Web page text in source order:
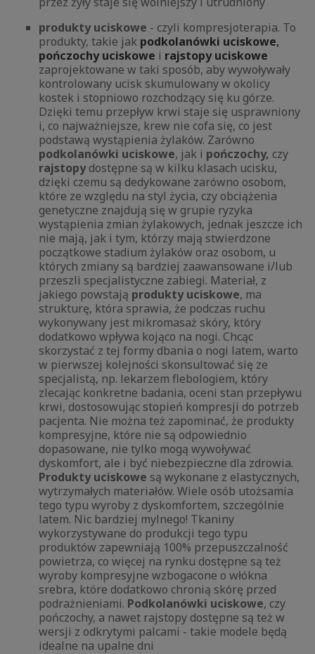
produkty uciskowe - czyli kompresjoterapia. To
produkty, takie jak podkolanówki uciskowe,
pończochy uciskowe i rajstopy uciskowe
zaprojektowane w taki sposób, aby wywoływały
kontrolowany ucisk skumulowany w okolicy
kostek i stopniowo rozchodzący się ku górze.
Dzięki temu przepływ krwi staje się usprawniony
i, co najważniejsze, krew nie cofa się, co jest
podstawą wystąpienia żylaków. Zarówno
podkolanówki uciskowe, jak i pończochy, czy
rajstopydostępne są w kilku klasach ucisku,
dzięki czemu są dedykowane zarówno osobom,
które ze względu na styl życia, czy obciążenia
genetyczne znajdują się w grupie ryzyka
wystąpienia zmian żylakowych, jednak jeszcze ich
nie mają, jak i tym, którzy mają stwierdzone
początkowe stadium żylaków oraz osobom, u
których zmiany są bardziej zaawansowane i/lub
przeszli specjalistyczne zabiegi. Materiał, z
jakiego powstają produkty uciskowe, ma
strukturę, która sprawia, że podczas ruchu
wykonywany jest mikromasaż skóry, który
dodatkowo wpływa kojąco na nogi. Chcąc
skorzystać z tej formy dbania o nogi latem, warto
w pierwszej kolejności skonsultować się ze
specjalistą, np. lekarzem flebologiem, który
zlecając konkretne badania, oceni stan przepływu
krwi, dostosowując stopień kompresji do potrzeb
pacjenta. Nie można też zapominać, że produkty
kompresyjne, które nie są odpowiednio
dopasowane, nie tylko mogą wywoływać
dyskomfort, ale i być niebezpieczne dla zdrowia.
Produkty uciskowe są wykonane z elastycznych,
wytrzymałych materiałów. Wiele osób utożsamia
tego typu wyroby z dyskomfortem, szczególnie
latem. Nic bardziej mylnego! Tkaniny
wykorzystywane do produkcji tego typu
produktów zapewniają 100% przepuszczalność
powietrza, co więcej na rynku dostępne są też
wyroby kompresyjne wzbogacone o włókna
srebra, które dodatkowo chronią skórę przed
podrażnieniami. Podkolanówki uciskowe, czy
pończochy, a nawet rajstopy dostępne są też w
wersji z odkrytymi palcami - takie modele będą
idealne na upalne dni